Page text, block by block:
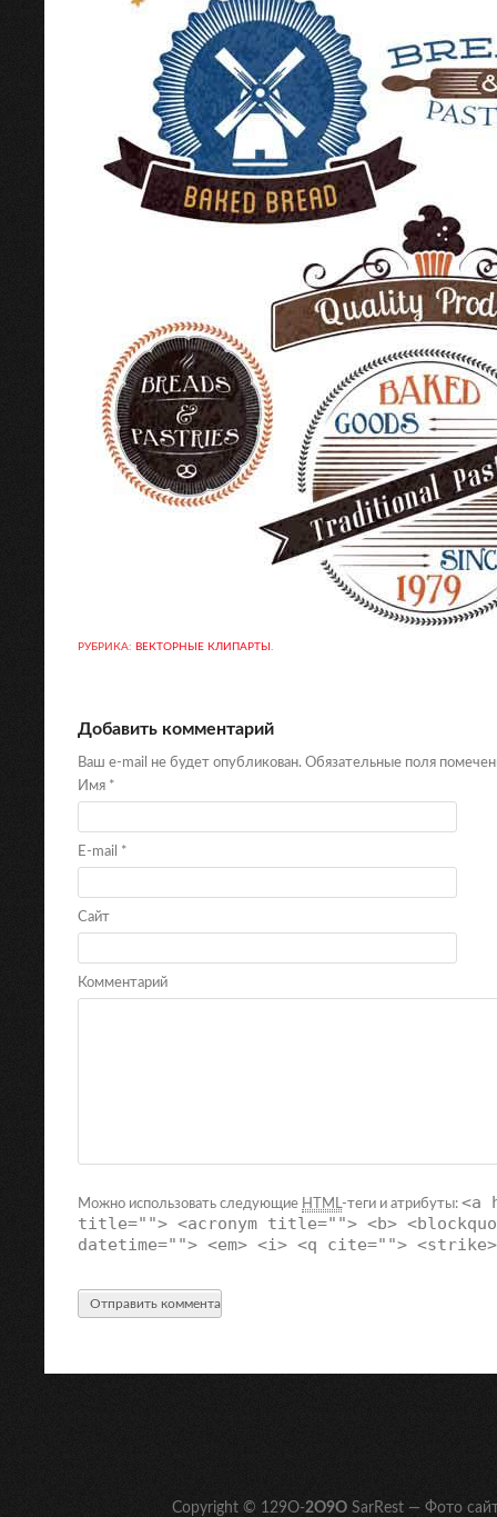
РУБРИКА: ВЕКТОРНЫЕ КЛИПАРТЫ .
Добавить комментарий
Ваш e-mail не будет опубликован. Обязательные поля
Имя *
E-mail *
Сайт
Комментарий
Можно использовать следующие HTML-теги и атрибуты: <a
title=""> <acronym title=""> <b>
datetime=""> <em> <i> <q cite="">
Copyright © 129O-2O9O SarRest — Фото